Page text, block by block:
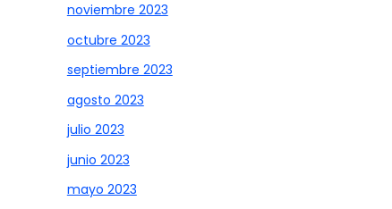
noviembre 2023
octubre 2023
septiembre 2023
agosto 2023
julio 2023
junio 2023
mayo 2023